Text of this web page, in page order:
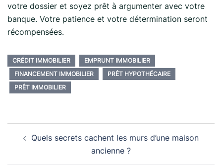
votre dossier et soyez prêt à argumenter avec votre
banque. Votre patience et votre détermination seront
récompensées.
CRÉDIT IMMOBILIER
EMPRUNT IMMOBILIER
FINANCEMENT IMMOBILIER
PRÊT HYPOTHÉCAIRE
PRÊT IMMOBILIER
Navigation
d’article
Quels secrets cachent les murs d’une maison
ancienne ?